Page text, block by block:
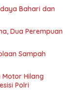
Bahari dan
Dua Perempuan
Sampah
Hilang
Polri